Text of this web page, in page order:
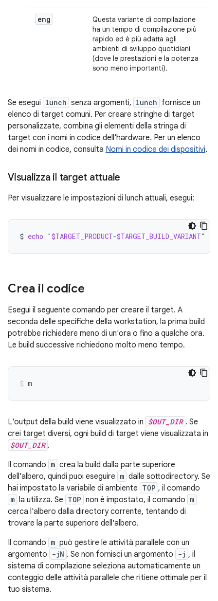
eng
Questa variante di compilazione
ha un tempo di compilazione più
rapido ed è più adatta agli
ambienti di sviluppo quotidiani
(dove le prestazioni e la potenza
sono meno importanti).
Se esegui lunch senza argomenti, lunch fornisce un
elenco di target comuni. Per creare stringhe di target
personalizzate, combina gli elementi della stringa di
target con i nomi in codice dell'hardware. Per un elenco
dei nomi in codice, consulta Nomi in codice dei dispositivi.
Visualizza il target attuale
Per visualizzare le impostazioni di lunch attuali, esegui:
$ echo "$TARGET_PRODUCT-$TARGET_BUILD_VARIANT"
Crea il codice
Esegui il seguente comando per creare il target. A
seconda delle specifiche della workstation, la prima build
potrebbe richiedere meno di un'ora o fino a qualche ora.
Le build successive richiedono molto meno tempo.
m
L'output della build viene visualizzato in $OUT_DIR . Se
crei target diversi, ogni build di target viene visualizzata in
$OUT_DIR .
Il comando m crea la build dalla parte superiore
dell'albero, quindi puoi eseguire m dalle sottodirectory. Se
hai impostato la variabile di ambiente TOP , il comando
m la utilizza. Se TOP non è impostato, il comando m
cerca l'albero dalla directory corrente, tentando di
trovare la parte superiore dell'albero.
Il comando m può gestire le attività parallele con un
argomento
-jN . Se non fornisci un argomento -j , il
sistema di compilazione seleziona automaticamente un
conteggio delle attività parallele che ritiene ottimale per il
tuo sistema.